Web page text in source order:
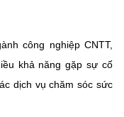
công nghiệp CNTT,
khả năng gặp sự cố
dịch vụ chăm sóc sức